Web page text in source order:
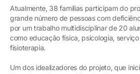
Atualmente, 38 famílias participam do
grande número de pessoas com
por um trabalho multidisciplinar de 20
como educação física, psicologia,
fisioterapia.
Um dos idealizadores do projeto, que